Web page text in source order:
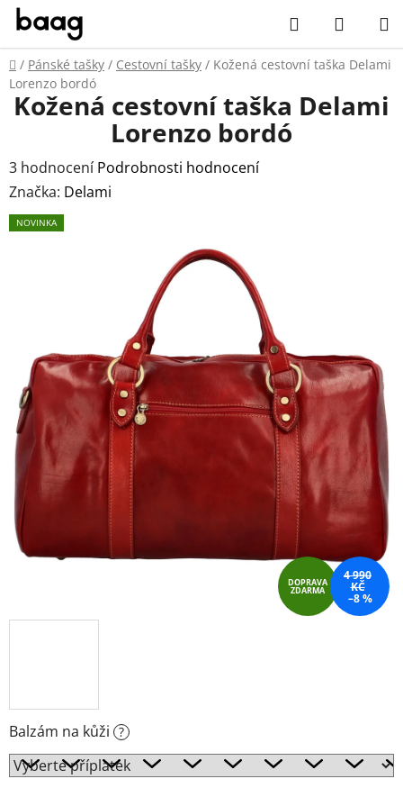
Přejít
obsah
Hledat
KOŠÍK
Domů
/ Pánské tašky / Cestovní tašky / Kožená cestovní taška Delami
Lorenzo bordó
Balzám na kůži ?
Kožená cestovní taška Delami
Lorenzo bordó
Průměrné
hodnocení
produktu
3 hodnocení Podrobnosti hodnocení
Značka: Delami
NOVINKA
DOPRAVA
ZDARMA
4 990
KČ
–8 %